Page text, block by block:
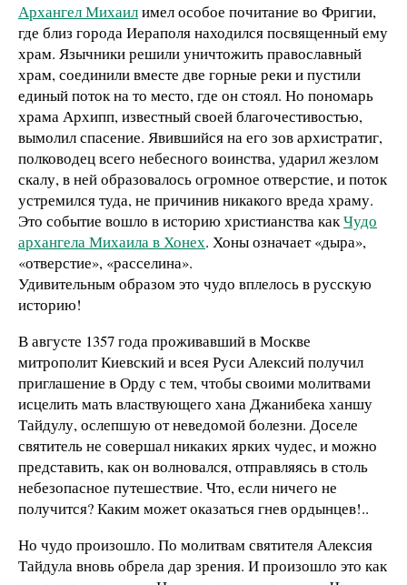
Архангел Михаилимел особое почитание во Фригии,
где близ города Иераполя находился посвященный ему
храм. Язычники решили уничтожить православный
храм, соединили вместе две горные реки и пустили
единый поток на то место, где он стоял. Но пономарь
храма Архипп, известный своей благочестивостью,
вымолил спасение. Явившийся на его зов архистратиг,
полководец всего небесного воинства, ударил жезлом
скалу, в ней образовалось огромное отверстие, и поток
устремился туда, не причинив никакого вреда храму.
Это событие вошло в историю христианства какЧудо
архангела Михаила в Хонех. Хоны означает «дыра»,
«отверстие», «расселина».
Удивительным образом это чудо вплелось в русскую
историю!
В августе 1357 года проживавший в Москве
митрополит Киевский и всея Руси Алексий получил
приглашение в Орду с тем, чтобы своими молитвами
исцелить мать властвующего хана Джанибека ханшу
Тайдулу, ослепшую от неведомой болезни. Доселе
святитель не совершал никаких ярких чудес, и можно
представить, как он волновался, отправляясь в столь
небезопасное путешествие. Что, если ничего не
получится? Каким может оказаться гнев ордынцев!..
Но чудо произошло. По молитвам святителя Алексия
Тайдула вновь обрела дар зрения. И произошло это как